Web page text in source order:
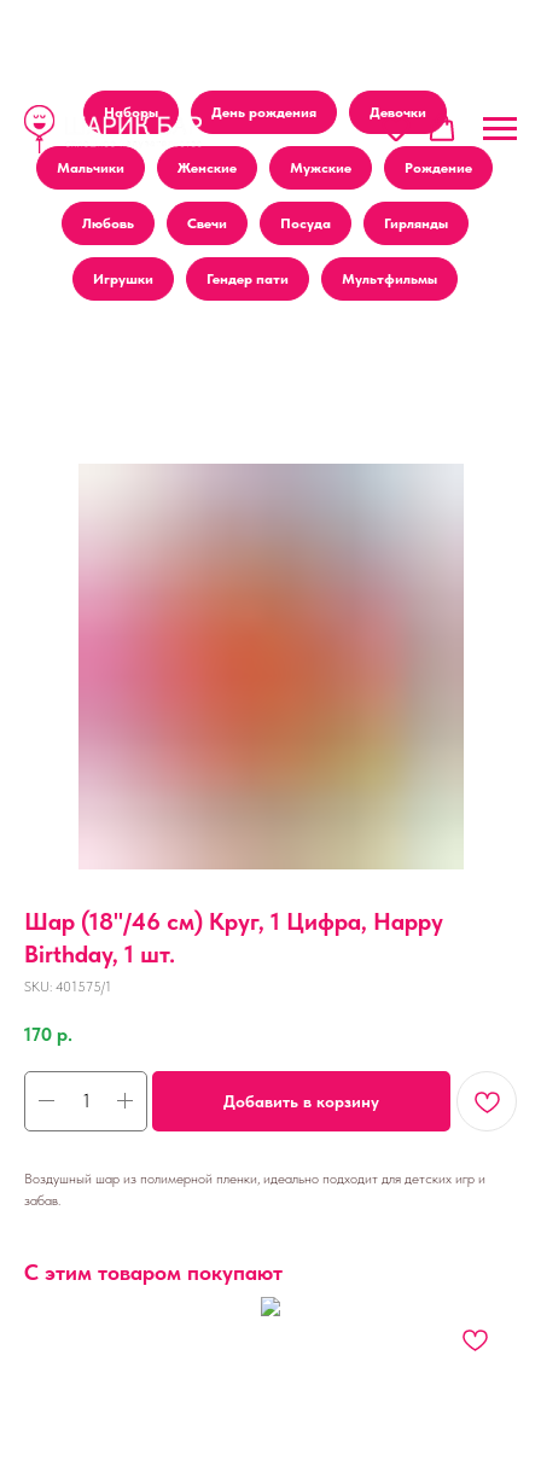
Наборы День рождения Девочки
Мальчики Женские Мужские Рождение
Любовь Свечи Посуда Гирлянды
Игрушки Гендер пати Мультфильмы
Шар (18''/46 см) Круг, 1 Цифра, Happy
Birthday, 1 шт.
SKU: 401575/1
170 р.
Добавить в корзину
Воздушный шар из полимерной пленки, идеально подходит для детских игр и
забав.
С этим товаром покупают